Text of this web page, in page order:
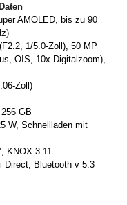
AMOLED, bis zu 90
1/5.0-Zoll), 50 MP
OIS, 10x Digitalzoom),
Zoll)
GB
W, Schnellladen mit
KNOX 3.11
Direct, Bluetooth v 5.3